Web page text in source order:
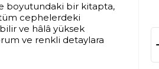
boyutundaki bir kitapta,
cephelerdeki
ve hâlâ yüksek
ve renkli detaylara